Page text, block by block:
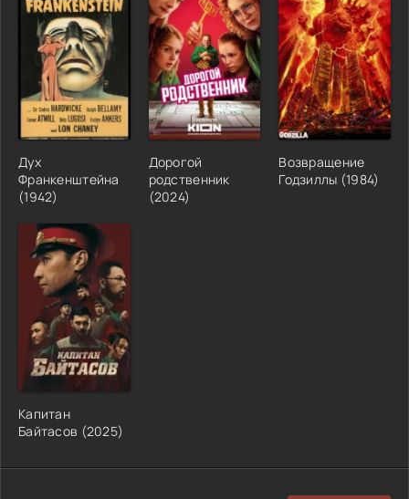
Дух
Франкенштейна
(1942)
Дорогой
родственник
(2024)
Возвращение
Годзиллы (1984)
Капитан
Байтасов (2025)